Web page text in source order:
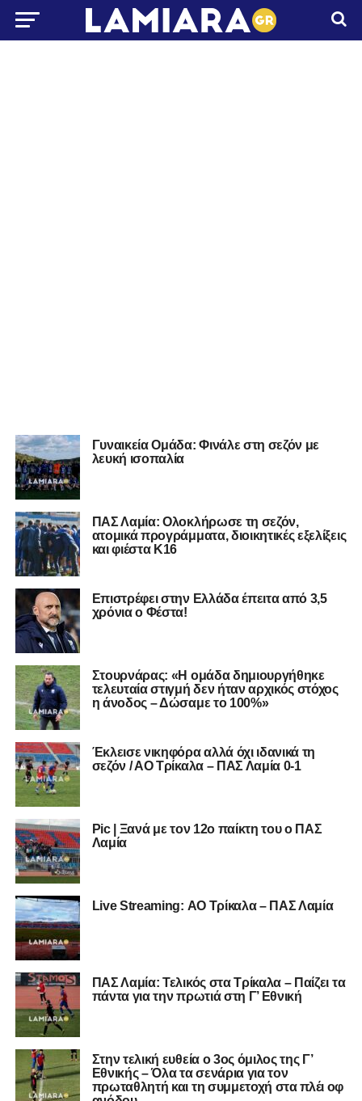
Γυναικεία Ομάδα: Φινάλε στη σεζόν με
λευκή ισοπαλία
ΠΑΣ Λαμία: Ολοκλήρωσε τη σεζόν,
ατομικά προγράμματα, διοικητικές εξελίξεις
και φιέστα Κ16
Επιστρέφει στην Ελλάδα έπειτα από 3,5
χρόνια ο Φέστα!
Στουρνάρας: «H ομάδα δημιουργήθηκε
τελευταία στιγμή δεν ήταν αρχικός στόχος
η άνοδος – Δώσαμε το 100%»
Έκλεισε νικηφόρα αλλά όχι ιδανικά τη
σεζόν / ΑΟ Τρίκαλα – ΠΑΣ Λαμία 0-1
Pic | Ξανά με τον 12ο παίκτη του ο ΠΑΣ
Λαμία
Live Streaming: ΑΟ Τρίκαλα – ΠΑΣ Λαμία
ΠΑΣ Λαμία: Τελικός στα Τρίκαλα – Παίζει τα
πάντα για την πρωτιά στη Γ’ Εθνική
Στην τελική ευθεία ο 3ος όμιλος της Γ’
Εθνικής – Όλα τα σενάρια για τον
πρωταθλητή και τη συμμετοχή στα πλέι οφ